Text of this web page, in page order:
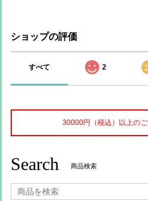
ショップの評価
すべて 2
30000円（税込）以上のご
Search 商品検索